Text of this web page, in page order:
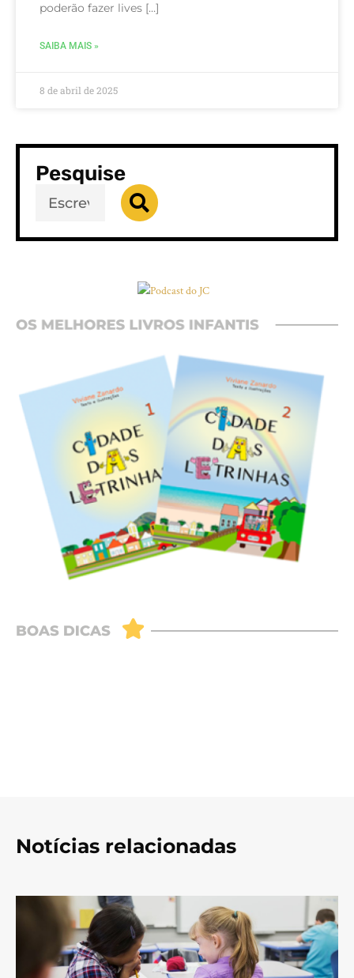
poderão fazer lives […]
SAIBA MAIS »
8 de abril de 2025
Pesquise
Notícias relacionadas